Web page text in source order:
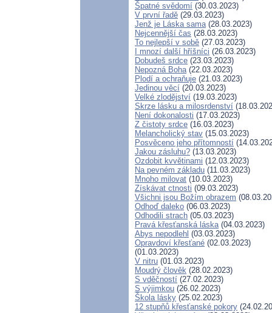
Špatné svědomí (30.03.2023)
V první řadě (29.03.2023)
Jenž je Láska sama(28.03.2023)
Nejcennější čas (28.03.2023)
To nejlepší v sobě (27.03.2023)
I mnozí další hříšníci (26.03.2023)
Dobudeš srdce (23.03.2023)
Nepozná Boha(22.03.2023)
Plodí a ochraňuje (21.03.2023)
Jedinou věcí (20.03.2023)
Velké zlodějství (19.03.2023)
Skrze lásku a milosrdenství
Není dokonalosti (17.03.2023)
Z čistoty srdce (16.03.2023)
Melancholický stav (15.03.2023)
Posvěceno jeho přítomností
Jakou zásluhu? (13.03.2023)
Ozdobit kvvětinami (12.03.2023)
Na pevném základu (11.03.2023)
Mnoho milovat (10.03.2023)
Získávat ctnosti (09.03.2023)
Všichni jsou Božím obrazem
Odhoď daleko (06.03.2023)
Odhodili strach (05.03.2023)
Pravá křesťanská láska(04.03.2023)
Abys nepodlehl (03.03.2023)
Opravdoví křesťané (02.03.2023)
(01.03.2023)
V nitru (01.03.2023)
Moudrý člověk (28.02.2023)
S vděčností (27.02.2023)
S výjimkou (26.02.2023)
Škola lásky (25.02.2023)
12 stupňů křesťanské pokory